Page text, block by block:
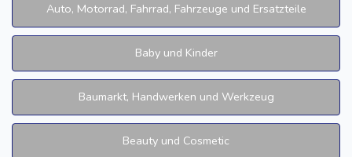
Auto, Motorrad, Fahrrad, Fahrzeuge und Ersatzteile
Baby und Kinder
Baumarkt, Handwerken und Werkzeug
Beauty und Cosmetic